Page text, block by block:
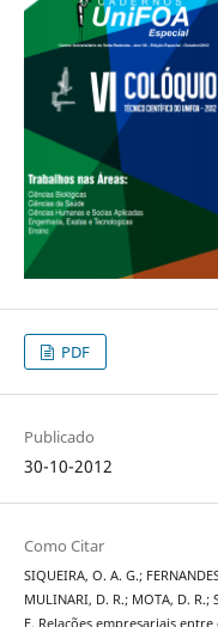
PDF
Publicado
30-10-2012
Como Citar
SIQUEIRA, O. A. G.;
MULINARI, D. R.; MOTA, D. R.;
F. Relações empresariais